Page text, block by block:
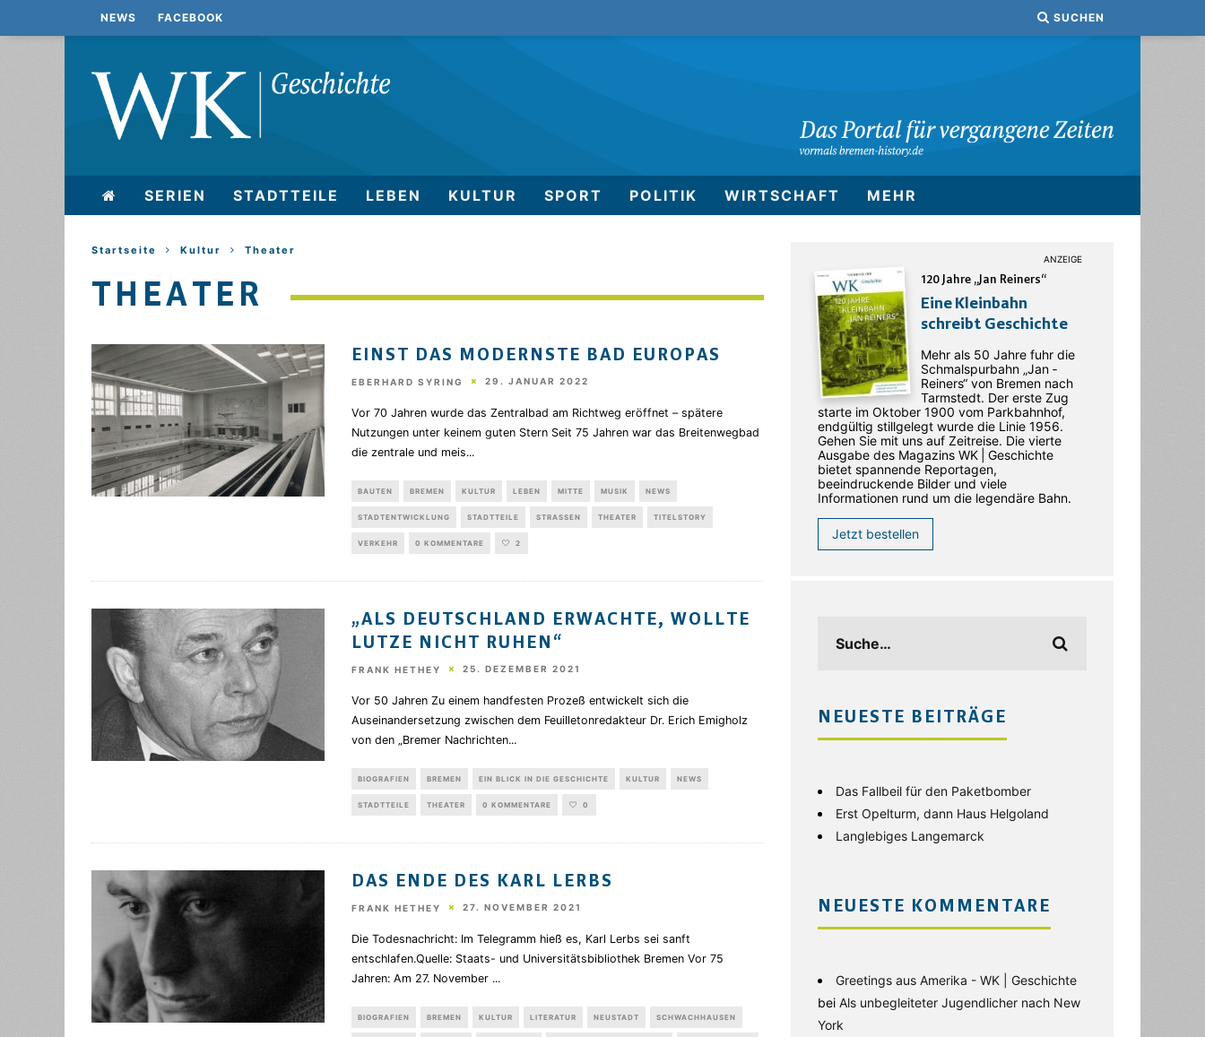
NEWS FACEBOOK SUCHEN
SERIEN STADTTEILE LEBEN KULTUR SPORT POLITIK WIRTSCHAFT MEHR
Startseite Kultur Theater
THEATER
EINST DAS MODERNSTE BAD EUROPAS
EBERHARD SYRING 29. JANUAR 2022
Vor 70 Jahren wurde das Zentralbad am Richtweg eröffnet – spätere
Nutzungen unter keinem guten Stern Seit 75 Jahren war das Breitenwegbad
die zentrale und meis...
BAUTEN BREMEN KULTUR LEBEN MITTE MUSIK NEWS
STADTENTWICKLUNG STADTTEILE STRASSEN THEATER TITELSTORY
VERKEHR 0 KOMMENTARE 2
„ALS DEUTSCHLAND ERWACHTE, WOLLTE
LUTZE NICHT RUHEN“
FRANK HETHEY 25. DEZEMBER 2021
Vor 50 Jahren Zu einem handfesten Prozeß entwickelt sich die
Auseinandersetzung zwischen dem Feuilletonredakteur Dr. Erich Emigholz
von den „Bremer Nachrichten...
BIOGRAFIEN BREMEN EIN BLICK IN DIE GESCHICHTE KULTUR NEWS
STADTTEILE THEATER 0 KOMMENTARE 0
DAS ENDE DES KARL LERBS
FRANK HETHEY 27. NOVEMBER 2021
Die Todesnachricht: Im Telegramm hieß es, Karl Lerbs sei sanft
entschlafen.Quelle: Staats- und Universitätsbibliothek Bremen Vor 75
Jahren: Am 27. November ...
BIOGRAFIEN BREMEN KULTUR LITERATUR NEUSTADT SCHWACHHAUSEN
120 Jahre „Jan Reiners“
Eine Kleinbahn
schreibt Geschichte
Mehr als 50 Jahre fuhr die
Schmalspurbahn „Jan ­
Reiners“ von Bremen nach
Tarmstedt. Der erste Zug
starte im Oktober 1900 vom Parkbahnhof,
endgültig stillgelegt wurde die Linie 1956.
Gehen Sie mit uns auf Zeitreise. Die vierte
Ausgabe des ­Magazins WK | Geschichte
bietet spannende Reportagen,
beeindruckende Bilder und viele
Informationen rund um die legendäre Bahn.
Jetzt bestellen
NEUESTE BEITRÄGE
Das Fallbeil für den Paketbomber
Erst Opelturm, dann Haus Helgoland
Langlebiges Langemarck
NEUESTE KOMMENTARE
Greetings aus Amerika - WK | Geschichte
bei Als unbegleiteter Jugendlicher nach New
York